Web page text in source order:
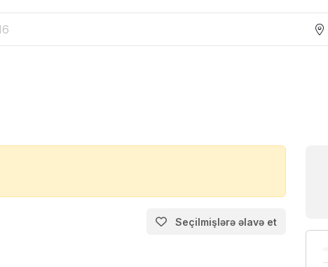
Seçilmişlərə əlavə et